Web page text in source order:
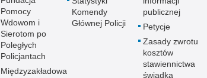
Pomocy
Wdowom i
Sierotom po
Poległych
Policjantach
Międzyzakładowa
Komendy
Głównej Policji
publicznej
Petycje
Zasady zwrotu
kosztów
stawiennictwa
świadka